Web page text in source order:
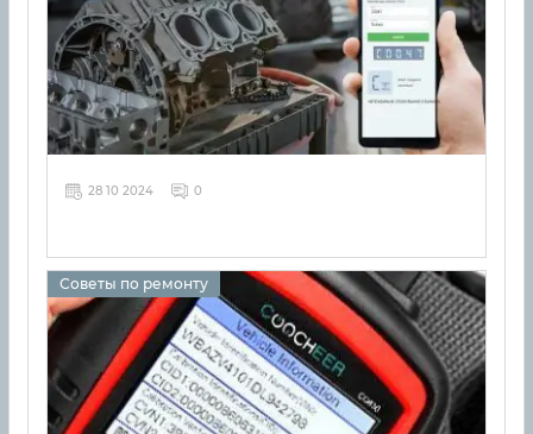
28 10 2024 0
Советы по ремонту